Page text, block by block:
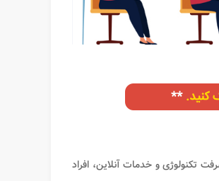
تکنولوژی و خدمات آنلاین، افراد